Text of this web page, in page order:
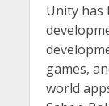
Unity has
games,
world